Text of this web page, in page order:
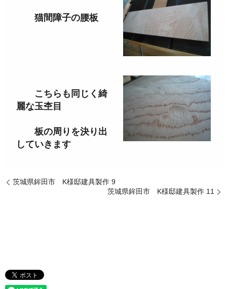
猫間障子の腰板
こちらも同じく綺
麗な玉杢目
板の周りを決り出
していきます
茨城県鉾田市 K様邸建具製作 9
茨城県鉾田市 K様邸建具製作 11